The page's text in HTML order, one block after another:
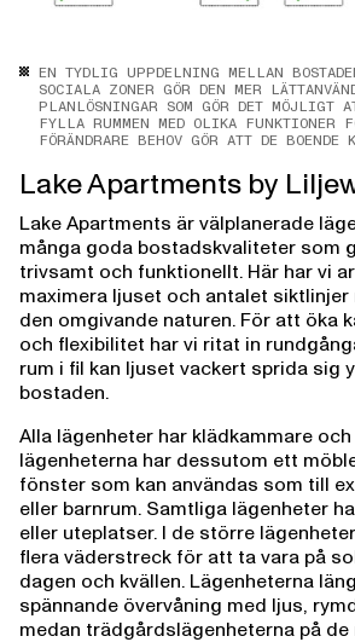
EN TYDLIG UPPDELNING MELLAN
SOCIALA ZONER GÖR DEN MER
PLANLÖSNINGAR SOM GÖR DET MÖJLIGT
FYLLA RUMMEN MED OLIKA FUNKTIONER
FÖRÄNDRARE BEHOV GÖR ATT DE BOENDE
Lake Apartments by
Lake Apartments är välplanerade
många goda bostadskvaliteter som
trivsamt och funktionellt. Här har vi
maximera ljuset och antalet
den omgivande naturen. För att öka
och flexibilitet har vi ritat in
rum i fil kan ljuset vackert sprida sig
bostaden.
Alla lägenheter har klädkammare
lägenheterna har dessutom ett
fönster som kan användas som till
eller barnrum. Samtliga lägenheter
eller uteplatser. I de större
flera väderstreck för att ta vara på
dagen och kvällen. Lägenheterna
spännande övervåning med ljus,
medan trädgårdslägenheterna på de